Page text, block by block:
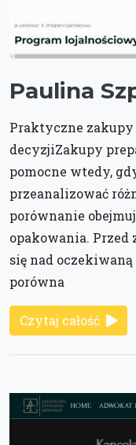
Paulina
Praktyczne
decyzjiZakupy
pomocne wtedy,
przeanalizować
porównanie
opakowania.
się nad
porówna
Czytaj całość